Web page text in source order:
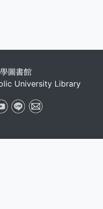
圖書館
University Library